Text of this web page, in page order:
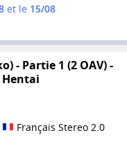
et le 15/08
- Partie 1 (2 OAV) -
Hentai
Français Stereo 2.0